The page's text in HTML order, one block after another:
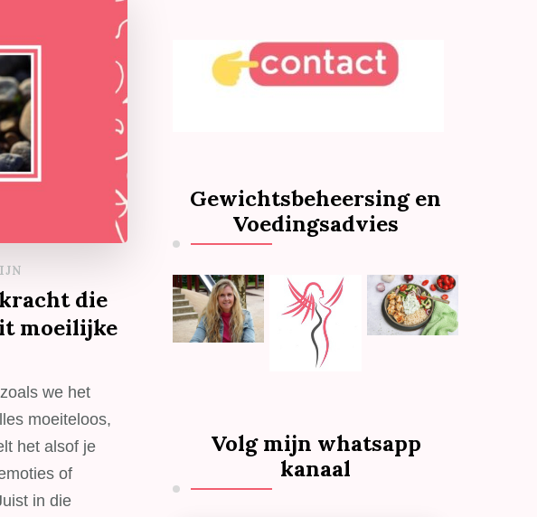
die
moeilijke
we het
moeiteloos,
het alsof je
of
in die
Gewichtsbeheersing en
Voedingsadvies
Volg mijn whatsapp
kanaal